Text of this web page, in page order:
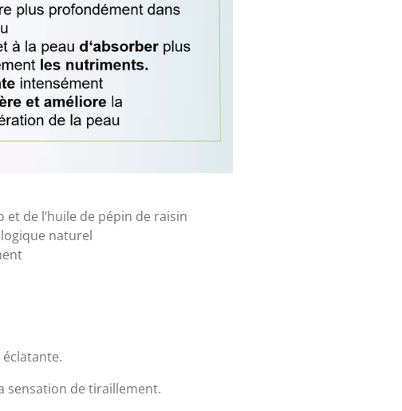
et de l’huile de pépin de raisin
naturel
sensation de tiraillement.